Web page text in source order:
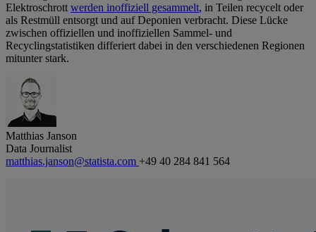
Elektroschrottwerden inoffiziell gesammelt, in Teilen recycelt oder
als Restmüll entsorgt und auf Deponien verbracht. Diese Lücke
zwischen offiziellen und inoffiziellen Sammel- und
Recyclingstatistiken differiert dabei in den verschiedenen Regionen
mitunter stark.
Matthias Janson
Data Journalist
matthias.janson@statista.com +49 40 284 841 564